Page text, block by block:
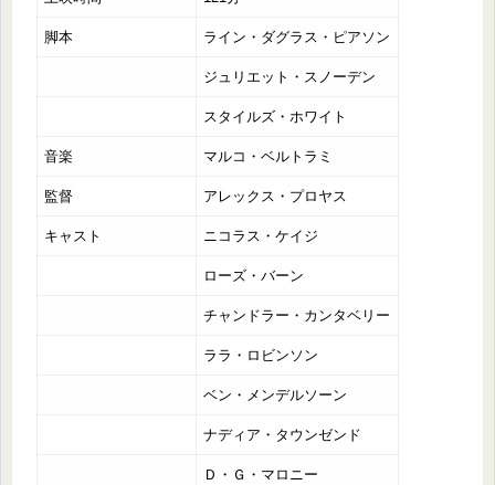
脚本 ライン・ダグラス・ピアソン
ジュリエット・スノーデン
スタイルズ・ホワイト
音楽 マルコ・ベルトラミ
監督 アレックス・プロヤス
キャスト ニコラス・ケイジ
ローズ・バーン
チャンドラー・カンタベリー
ララ・ロビンソン
ベン・メンデルソーン
ナディア・タウンゼンド
Ｄ・Ｇ・マロニー